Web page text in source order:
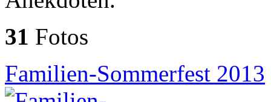
31 Fotos
Familien-Sommerfest 2013